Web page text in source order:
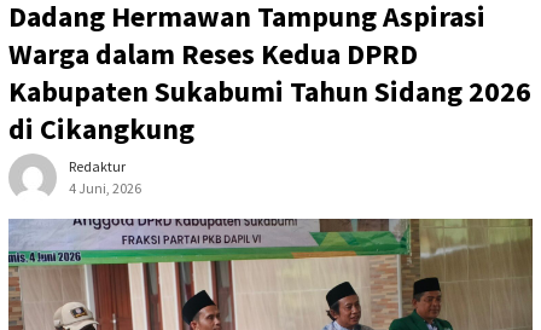
Dadang Hermawan Tampung Aspirasi
Warga dalam Reses Kedua DPRD
Kabupaten Sukabumi Tahun Sidang 2026
di Cikangkung
Redaktur
4 Juni, 2026